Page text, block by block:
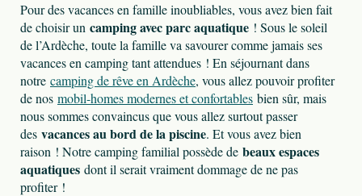
Pour des vacances en famille inoubliables, vous avez bien fait
de choisir un camping avec parc aquatique ! Sous le soleil
de l’Ardèche, toute la famille va savourer comme jamais ses
vacances en camping tant attendues ! En séjournant dans
notre camping de rêve en Ardèche, vous allez pouvoir profiter
de nos mobil-homes modernes et confortables bien sûr, mais
nous sommes convaincus que vous allez surtout passer
des vacances au bord de la piscine. Et vous avez bien
raison ! Notre camping familial possède de beaux espaces
aquatiques dont il serait vraiment dommage de ne pas
profiter !